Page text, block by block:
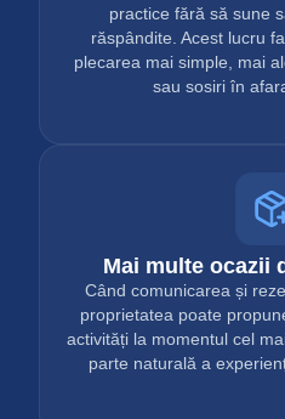
practice fără să sune
răspândite. Acest lucru
plecarea mai simple, mai
sau sosiri în
Mai multe ocazii
Când comunicarea și
proprietatea poate
activități la momentul cel
parte naturală a